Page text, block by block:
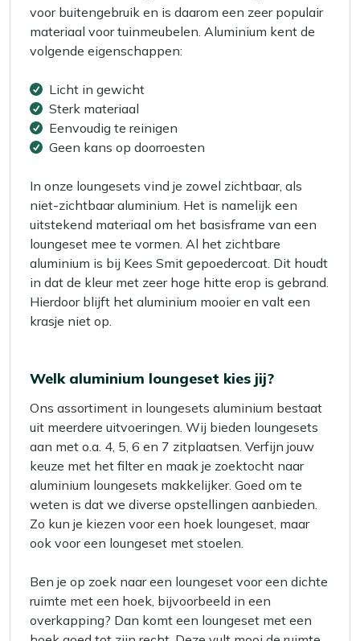
voor buitengebruik en is daarom een zeer populair
materiaal voor tuinmeubelen. Aluminium kent de
volgende eigenschappen:
Licht in gewicht
Sterk materiaal
Eenvoudig te reinigen
Geen kans op doorroesten
In onze loungesets vind je zowel zichtbaar, als
niet-zichtbaar aluminium. Het is namelijk een
uitstekend materiaal om het basisframe van een
loungeset mee te vormen. Al het zichtbare
aluminium is bij Kees Smit gepoedercoat. Dit houdt
in dat de kleur met zeer hoge hitte erop is gebrand.
Hierdoor blijft het aluminium mooier en valt een
krasje niet op.
Welk aluminium loungeset kies jij?
Ons assortiment in loungesets aluminium bestaat
uit meerdere uitvoeringen. Wij bieden loungesets
aan met o.a. 4, 5, 6 en 7 zitplaatsen. Verfijn jouw
keuze met het filter en maak je zoektocht naar
aluminium loungesets makkelijker. Goed om te
weten is dat we diverse opstellingen aanbieden.
Zo kun je kiezen voor een hoek loungeset, maar
ook voor een loungeset met stoelen.
Ben je op zoek naar een loungeset voor een dichte
ruimte met een hoek, bijvoorbeeld in een
overkapping? Dan komt een loungeset met een